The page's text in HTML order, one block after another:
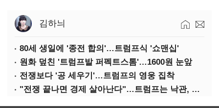
김하늬
80세 생일에 '종전 합의'…트럼프식 '쇼맨십'
원화 덮친 '트럼프발 퍼펙트스톰'…1600원 눈앞
전쟁보다 '공 세우기'…트럼프의 영웅 집착
"전쟁 끝나면 경제 살아난다"…트럼프는 낙관, 미국인은 싸늘